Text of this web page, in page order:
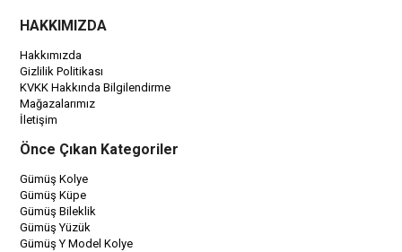
HAKKIMIZDA
Hakkımızda
Gizlilik Politikası
KVKK Hakkında Bilgilendirme
Mağazalarımız
İletişim
Önce Çıkan Kategoriler
Gümüş Kolye
Gümüş Küpe
Gümüş Bileklik
Gümüş Yüzük
Gümüş Y Model Kolye